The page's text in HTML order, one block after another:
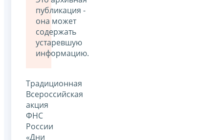
публикация -
она может
содержать
устаревшую
информацию.
Традиционная
Всероссийская
акция
ФНС
России
«Дни